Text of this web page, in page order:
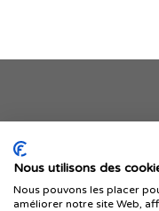
Je
Nous utilisons des
Nous pouvons les placer
améliorer notre site Web,